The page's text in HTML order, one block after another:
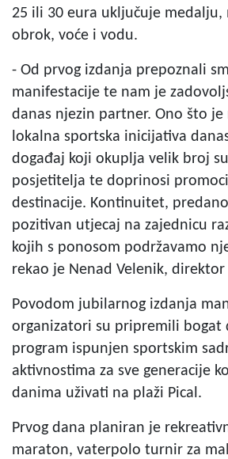
25 ili 30 eura uključuje
obrok, voće i vodu.
- Od prvog izdanja prepoznali
manifestacije te nam je
danas njezin partner. Ono što je
lokalna sportska inicijativa
događaj koji okuplja velik broj
posjetitelja te doprinosi
destinacije. Kontinuitet,
pozitivan utjecaj na zajednicu
kojih s ponosom podržavamo
rekao je Nenad Velenik, direktor
Povodom jubilarnog izdanja
organizatori su pripremili bogat
program ispunjen sportskim
aktivnostima za sve generacije
danima uživati na plaži Pical.
Prvog dana planiran je
maraton, vaterpolo turnir za